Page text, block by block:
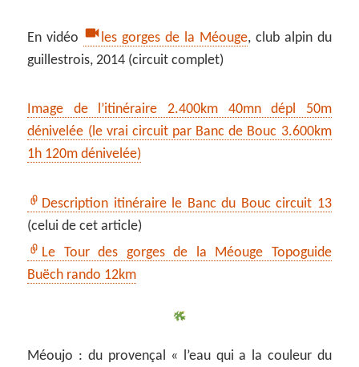
En vidéo les gorges de la Méouge, club alpin du
guillestrois, 2014 (circuit complet)
Image de l’itinéraire 2.400km 40mn dépl 50m
dénivelée (le vrai circuit par Banc de Bouc 3.600km
1h 120m dénivelée)
Description itinéraire le Banc du Bouc circuit 13
(celui de cet article)
Le Tour des gorges de la Méouge Topoguide
Buëch rando 12km
Méoujo : du provençal « l’eau qui a la couleur du